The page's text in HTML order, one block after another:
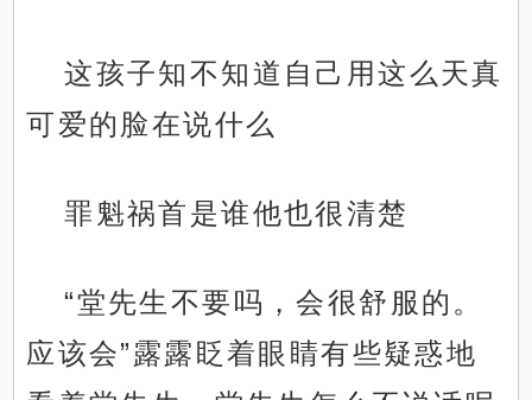
这孩子知不知道自己用这么天真
可爱的脸在说什么
罪魁祸首是谁他也很清楚
“堂先生不要吗，会很舒服的。
应该会”露露眨着眼睛有些疑惑地